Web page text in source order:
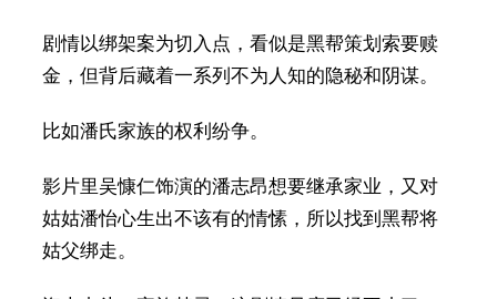
剧情以绑架案为切入点，看似是黑帮策划索要赎
金，但背后藏着一系列不为人知的隐秘和阴谋。
比如潘氏家族的权利纷争。
影片里吴慷仁饰演的潘志昂想要继承家业，又对
姑姑潘怡心生出不该有的情愫，所以找到黑帮将
姑父绑走。